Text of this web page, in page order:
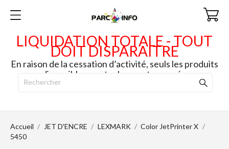
LIQUIDATION TOTALE - TOUT
DOIT DISPARAITRE
En raison de la cessation d’activité, seuls les produits
disponibles en stock seront envoyés.
Accueil JET D'ENCRE LEXMARK
Color JetPrinter X
5450